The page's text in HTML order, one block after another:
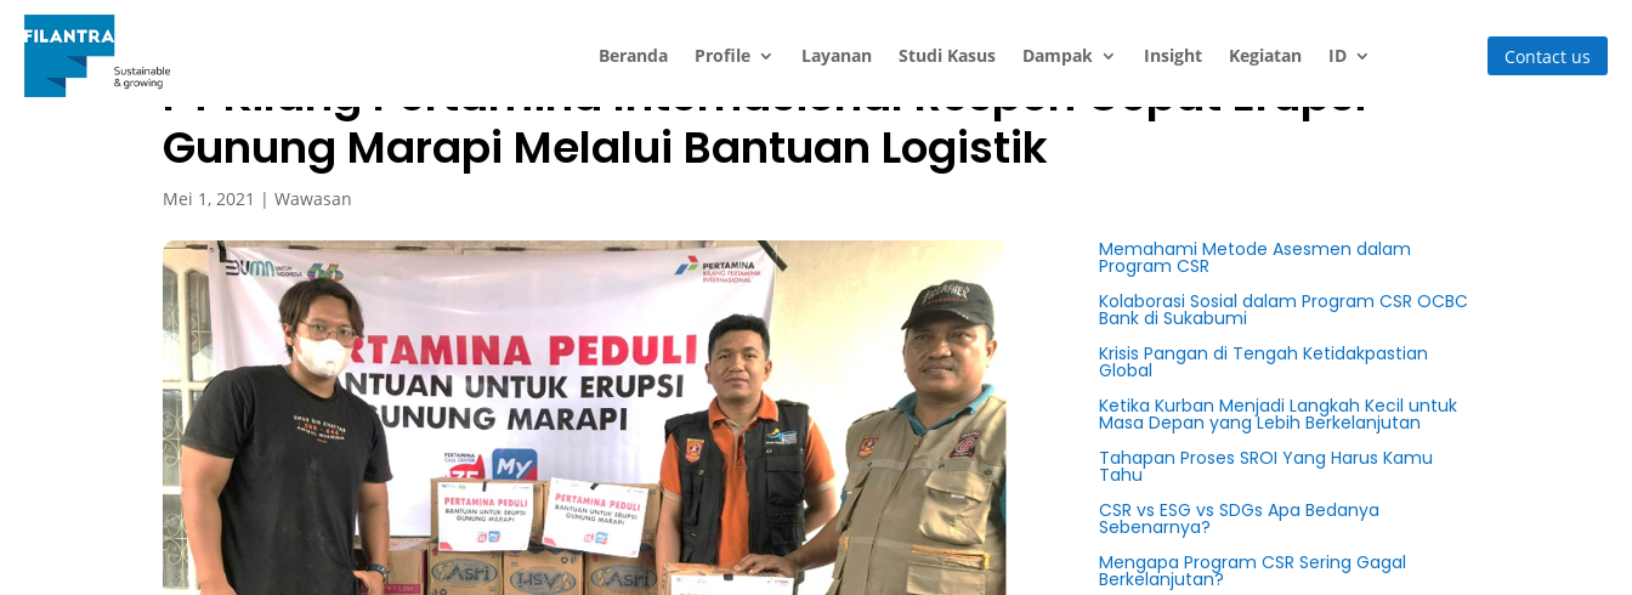
Beranda Profile Layanan Studi Kasus Dampak Insight Kegiatan ID Contact us
PT Kilang Pertamina Internasional Respon Cepat Erupsi
Gunung Marapi Melalui Bantuan Logistik
Mei 1, 2021 |Wawasan
Memahami Metode Asesmen dalam
Program CSR
Kolaborasi Sosial dalam Program CSR OCBC
Bank di Sukabumi
Krisis Pangan di Tengah Ketidakpastian
Global
Ketika Kurban Menjadi Langkah Kecil untuk
Masa Depan yang Lebih Berkelanjutan
Tahapan Proses SROI Yang Harus Kamu
Tahu
CSR vs ESG vs SDGs Apa Bedanya
Sebenarnya?
Mengapa Program CSR Sering Gagal
Berkelanjutan?